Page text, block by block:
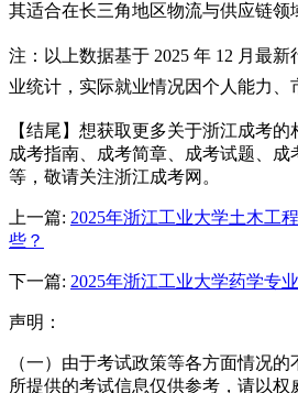
其适合在长三角地区物流与供应链领
注：以上数据基于 2025 年 12 月最
业统计，实际就业情况因个人能力、
【结尾】想获取更多关于浙江成考的
成考指南、成考简章、成考试题、
等，敬请关注浙江成考网。
上一篇: 2025年浙江工业大学土木工
些？
下一篇: 2025年浙江工业大学药学专
声明：
（一）由于考试政策等各方面情况
所提供的考试信息仅供参考，请以权